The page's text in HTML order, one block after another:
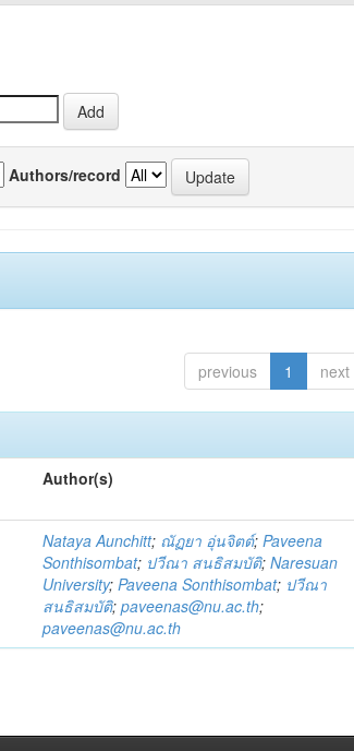
Authors/record
previous 1 next
Author(s)
Nataya Aunchitt; ณัฏยา อุ่นจิตต์;Paveena
Sonthisombat; ปวีณา สนธิสมบัติ;Naresuan
University;Paveena Sonthisombat; ปวีณา
สนธิสมบัติ;paveenas@nu.ac.th;
paveenas@nu.ac.th